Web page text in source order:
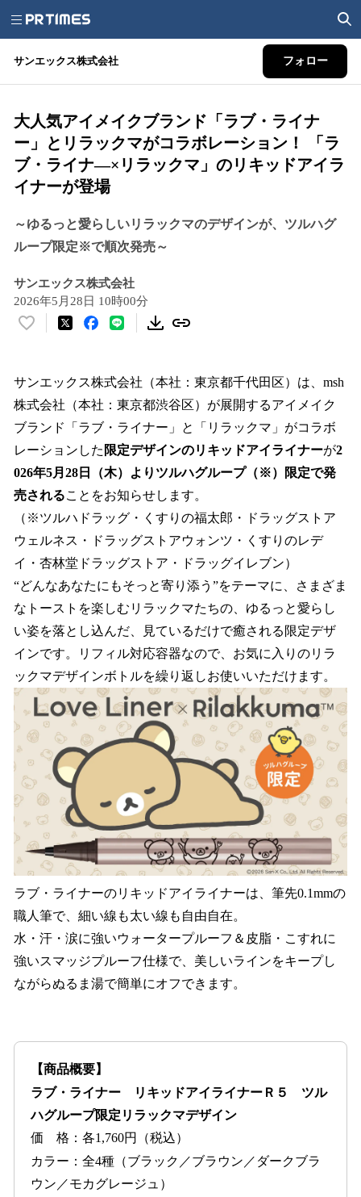
サンエックス株式会社 フォロー
大人気アイメイクブランド「ラブ・ライナ
ー」とリラックマがコラボレーション！ 「ラ
ブ・ライナ―×リラックマ」のリキッドアイラ
イナーが登場
～ゆるっと愛らしいリラックマのデザインが、ツルハグ
ループ限定※で順次発売～
サンエックス株式会社
2026年5月28日 10時00分
い
！
数
を
読
み
込
み
中
で
サンエックス株式会社（本社：東京都千代田区）は、msh
株式会社（本社：東京都渋谷区）が展開するアイメイク
ブランド「ラブ・ライナー」と「リラックマ」がコラボ
レーションした 限定デザインのリキッドアイライナーが2
026年5月28日（木）よりツルハグループ（※）限定で発
売されることをお知らせします。
（※ツルハドラッグ・くすりの福太郎・ドラッグストア
ウェルネス・ドラッグストアウォンツ・くすりのレデ
イ・杏林堂ドラッグストア・ドラッグイレブン）
“どんなあなたにもそっと寄り添う”をテーマに、さまざま
なトーストを楽しむリラックマたちの、ゆるっと愛らし
い姿を落とし込んだ、見ているだけで癒される限定デザ
インです。リフィル対応容器なので、お気に入りのリラ
ックマデザインボトルを繰り返しお使いいただけます。
ラブ・ライナーのリキッドアイライナーは、筆先0.1mmの
職人筆で、細い線も太い線も自由自在。
水・汗・涙に強いウォータープルーフ＆皮脂・こすれに
強いスマッジプルーフ仕様で、美しいラインをキープし
ながらぬるま湯で簡単にオフできます。
【商品概要】
ラブ・ライナー リキッドアイライナーＲ５ ツル
ハグループ限定リラックマデザイン
価 格：各1,760円（税込）
カラー：全4種（ブラック／ブラウン／ダークブラ
ウン／モカグレージュ）